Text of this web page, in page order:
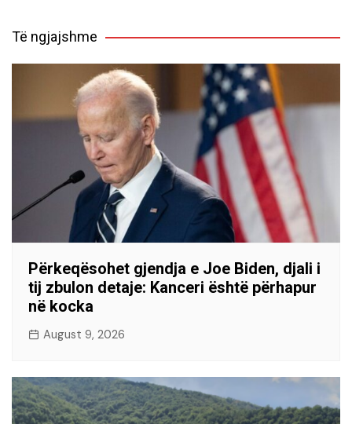
Të ngjajshme
Përkeqësohet gjendja e Joe Biden, djali i
tij zbulon detaje: Kanceri është përhapur
në kocka
August 9, 2026